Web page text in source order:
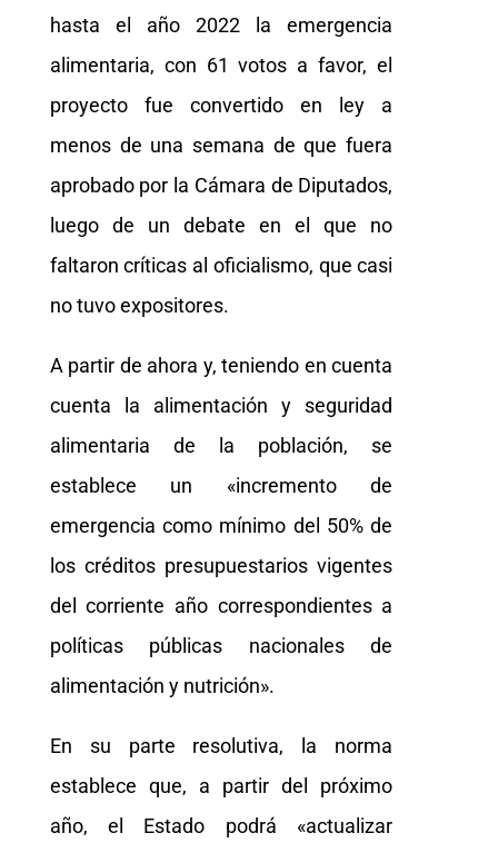
hasta el año 2022 la emergencia
alimentaria, con 61 votos a favor, el
proyecto fue convertido en ley a
menos de una semana de que fuera
aprobado por la Cámara de Diputados,
luego de un debate en el que no
faltaron críticas al oficialismo, que casi
no tuvo expositores.
A partir de ahora y, teniendo en cuenta
cuenta la alimentación y seguridad
alimentaria de la población, se
establece un «incremento de
emergencia como mínimo del 50% de
los créditos presupuestarios vigentes
del corriente año correspondientes a
políticas públicas nacionales de
alimentación y nutrición».
En su parte resolutiva, la norma
establece que, a partir del próximo
año, el Estado podrá «actualizar